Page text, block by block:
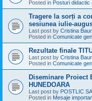
Posted in Posturi didactic
Tragere la sorți a
sesiunea iulie-
Last post by Cristina
Posted in Comunicate
Rezultate finale
Last post by Cristina
Posted in Comunicate
Diseminare Proiect
HUNEDOARA
Last post by POSTLIC
Posted in Mesaje